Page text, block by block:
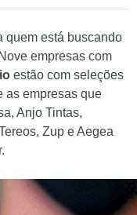
quem está buscando
empresas com
estão com seleções
as empresas que
Anjo Tintas,
Zup e Aegea